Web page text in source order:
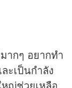
ากๆ อยากทำ
ะเป็นกำลัง